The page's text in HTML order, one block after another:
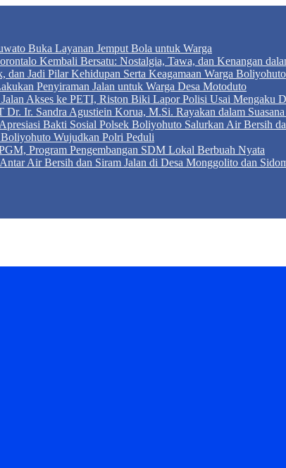
Buka Layanan Jemput Bola untuk Warga
Kembali Bersatu: Nostalgia, Tawa, dan Kenangan
Jadi Pilar Kehidupan Serta Keagamaan Warga Boliyohuto
Penyiraman Jalan untuk Warga Desa Motoduto
Akses ke PETI, Riston Biki Lapor Polisi Usai Mengaku
Ir. Sandra Agustiein Korua, M.Si. Rayakan dalam
Bakti Sosial Polsek Boliyohuto Salurkan Air Bersih
Wujudkan Polri Peduli
Program Pengembangan SDM Lokal Berbuah Nyata
Air Bersih dan Siram Jalan di Desa Monggolito dan